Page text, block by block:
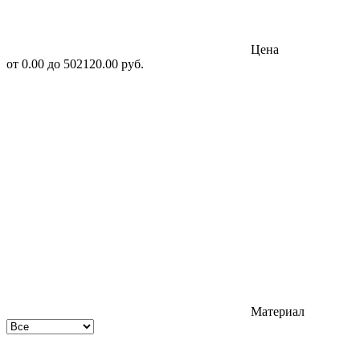
Цена
от 0.00 до 502120.00 руб.
Материал